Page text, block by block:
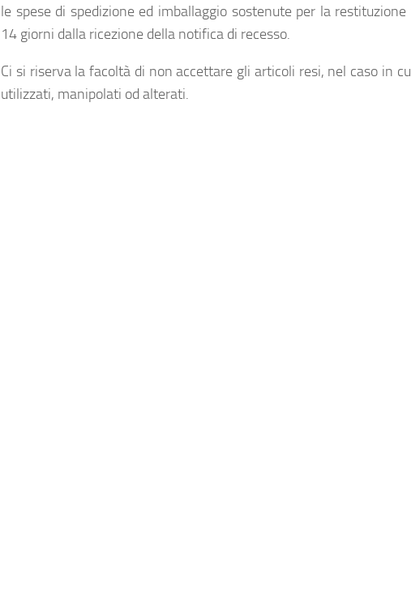
le spese di spedizione ed imballaggio sostenute per la
14 giorni dalla ricezione della notifica di recesso.
Ci si riserva la facoltà di non accettare gli articoli resi, nel caso in
utilizzati, manipolati od alterati.